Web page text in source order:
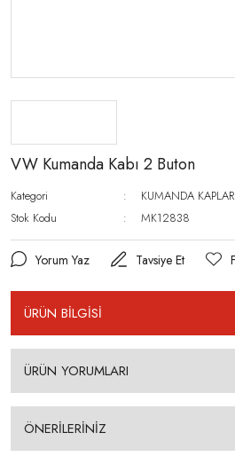
VW Kumanda Kabı 2 Buton
Kategori
KUMANDA KAPLAR
Stok Kodu
MK12838
Yorum Yaz Tavsiye Et
ÜRÜN BİLGİSİ
ÜRÜN YORUMLARI
ÖNERİLERİNİZ